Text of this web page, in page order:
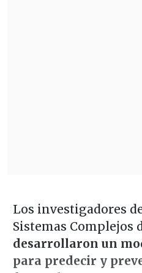
Los investigadores
Sistemas Complejos
desarrollaron un
para predecir y